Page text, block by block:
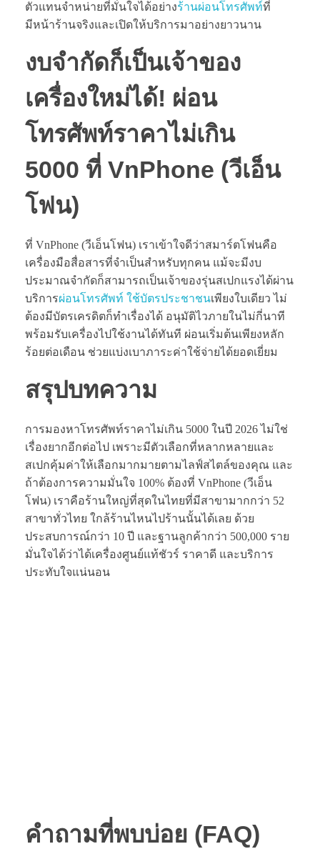
ตัวแทนจำหน่ายที่มั่นใจได้อย่างร้านผ่อนโทรศัพท์ที่
มีหน้าร้านจริงและเปิดให้บริการมาอย่างยาวนาน
งบจำกัดก็เป็นเจ้าของ
เครื่องใหม่ได้! ผ่อน
โทรศัพท์ราคาไม่เกิน
5000 ที่ VnPhone (วีเอ็น
โฟน)
ที่ VnPhone (วีเอ็นโฟน) เราเข้าใจดีว่าสมาร์ตโฟนคือ
เครื่องมือสื่อสารที่จำเป็นสำหรับทุกคน แม้จะมีงบ
ประมาณจำกัดก็สามารถเป็นเจ้าของรุ่นสเปกแรงได้ผ่าน
บริการผ่อนโทรศัพท์ ใช้บัตรประชาชนเพียงใบเดียว ไม่
ต้องมีบัตรเครดิตก็ทำเรื่องได้ อนุมัติไวภายในไม่กี่นาที
พร้อมรับเครื่องไปใช้งานได้ทันที ผ่อนเริ่มต้นเพียงหลัก
ร้อยต่อเดือน ช่วยแบ่งเบาภาระค่าใช้จ่ายได้ยอดเยี่ยม
สรุปบทความ
การมองหาโทรศัพท์ราคาไม่เกิน 5000 ในปี 2026 ไม่ใช่
เรื่องยากอีกต่อไป เพราะมีตัวเลือกที่หลากหลายและ
สเปกคุ้มค่าให้เลือกมากมายตามไลฟ์สไตล์ของคุณ และ
ถ้าต้องการความมั่นใจ 100% ต้องที่ VnPhone (วีเอ็น
โฟน) เราคือร้านใหญ่ที่สุดในไทยที่มีสาขามากกว่า 52
สาขาทั่วไทย ใกล้ร้านไหนไปร้านนั้นได้เลย ด้วย
ประสบการณ์กว่า 10 ปี และฐานลูกค้ากว่า 500,000 ราย
มั่นใจได้ว่าได้เครื่องศูนย์แท้ชัวร์ ราคาดี และบริการ
ประทับใจแน่นอน
คำถามที่พบบ่อย (FAQ)